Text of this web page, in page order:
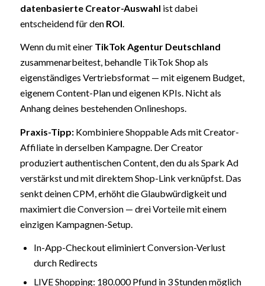
datenbasierte Creator-Auswahl ist dabei
entscheidend für den ROI.
Wenn du mit einer TikTok Agentur Deutschland
zusammenarbeitest, behandle TikTok Shop als
eigenständiges Vertriebsformat — mit eigenem Budget,
eigenem Content-Plan und eigenen KPIs. Nicht als
Anhang deines bestehenden Onlineshops.
Praxis-Tipp:Kombiniere Shoppable Ads mit Creator-
Affiliate in derselben Kampagne. Der Creator
produziert authentischen Content, den du als Spark Ad
verstärkst und mit direktem Shop-Link verknüpfst. Das
senkt deinen CPM, erhöht die Glaubwürdigkeit und
maximiert die Conversion — drei Vorteile mit einem
einzigen Kampagnen-Setup.
In-App-Checkout eliminiert Conversion-Verlust
durch Redirects
LIVE Shopping: 180.000 Pfund in 3 Stunden möglich